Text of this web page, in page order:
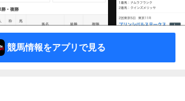
競馬情報をアプリで見る